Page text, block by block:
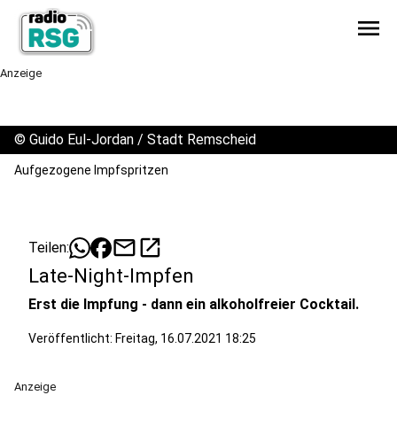
menu
Anzeige
© Guido Eul-Jordan / Stadt Remscheid
Aufgezogene Impfspritzen
Teilen: mailopen_in_new
Late-Night-Impfen
Erst die Impfung - dann ein alkoholfreier Cocktail.
Veröffentlicht: Freitag, 16.07.2021 18:25
Anzeige